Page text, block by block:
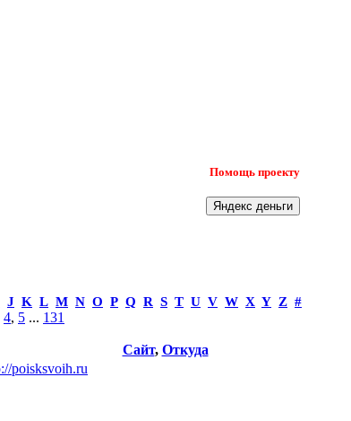
Помощь проекту
J K L M N O P Q R S T U V W X Y Z #
4, 5 ... 131
Сайт, Откуда
poisksvoih.ru